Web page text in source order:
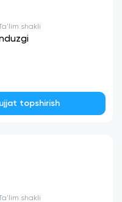
shakli
topshirish
shakli